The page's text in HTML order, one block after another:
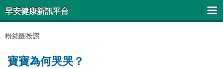
早安健康新訊平台
粉絲團按讚:
寶寶為何哭哭？